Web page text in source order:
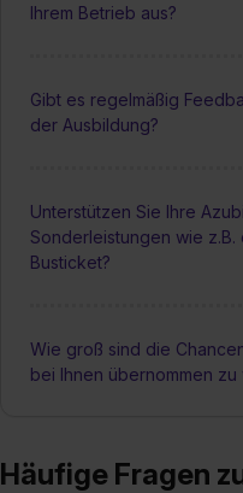
Ihrem Betrieb aus?
Gibt es regelmäßig
der Ausbildung?
Unterstützen Sie Ihre
Sonderleistungen wie z.B.
Busticket?
Wie groß sind die
bei Ihnen übernommen zu
Häufige Fragen